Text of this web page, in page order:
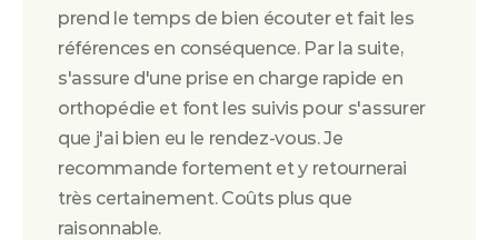
prend le temps de bien écouter et fait les
références en conséquence. Par la suite,
s'assure d'une prise en charge rapide en
orthopédie et font les suivis pour s'assurer
que j'ai bien eu le rendez-vous. Je
recommande fortement et y retournerai
très certainement. Coûts plus que
raisonnable.